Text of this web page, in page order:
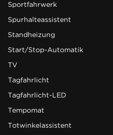
Sportfahrwerk
Spurhalteassistent
Standheizung
Start/Stop-Automatik
TV
Tagfahrlicht
Tagfahrlicht-LED
Tempomat
Totwinkelassistent